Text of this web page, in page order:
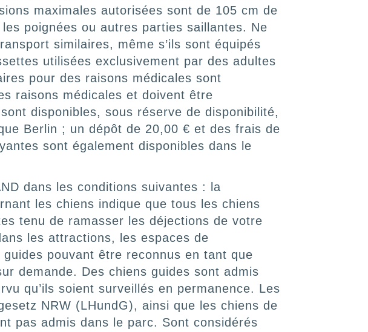
maximales autorisées sont de 105 cm de
poignées ou autres parties saillantes. Ne
similaires, même s’ils sont équipés
utilisées exclusivement par des adultes
pour des raisons médicales sont
raisons médicales et doivent être
disponibles, sous réserve de disponibilité,
Berlin ; un dépôt de 20,00 € et des frais de
sont également disponibles dans le
dans les conditions suivantes : la
les chiens indique que tous les chiens
tenu de ramasser les déjections de votre
les attractions, les espaces de
pouvant être reconnus en tant que
demande. Des chiens guides sont admis
qu’ils soient surveillés en permanence. Les
NRW (LHundG), ainsi que les chiens de
pas admis dans le parc. Sont considérés